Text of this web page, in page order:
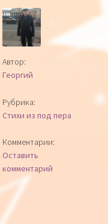
Автор:
Георгий
Рубрика:
Стихи из под пера
Комментарии:
Оставить
комментарий